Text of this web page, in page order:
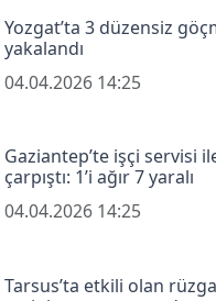
Yozgat’ta 3 düzensiz
yakalandı
04.04.2026 14:25
Gaziantep’te işçi servisi
çarpıştı: 1’i ağır 7 yaralı
04.04.2026 14:25
Tarsus’ta etkili olan